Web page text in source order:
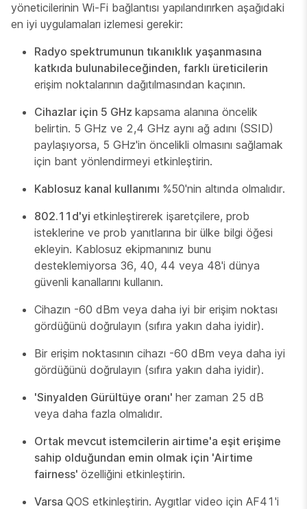
yöneticilerinin Wi-Fi bağlantısı yapılandırırken aşağıdaki
en iyi uygulamaları izlemesi gerekir:
Radyo spektrumunun tıkanıklık yaşanmasına
katkıda bulunabileceğinden, farklı üreticilerin
erişim noktalarının dağıtılmasından kaçının.
Cihazlar için 5 GHz kapsama alanına öncelik
belirtin. 5 GHz ve 2,4 GHz aynı ağ adını (SSID)
paylaşıyorsa, 5 GHz'in öncelikli olmasını sağlamak
için bant yönlendirmeyi etkinleştirin.
Kablosuz kanal kullanımı %50'nin altında olmalıdır.
802.11d'yi etkinleştirerek işaretçilere, prob
isteklerine ve prob yanıtlarına bir ülke bilgi öğesi
ekleyin. Kablosuz ekipmanınız bunu
desteklemiyorsa 36, 40, 44 veya 48'i dünya
güvenli kanallarını kullanın.
Cihazın -60 dBm veya daha iyi bir erişim noktası
gördüğünü doğrulayın (sıfıra yakın daha iyidir).
Bir erişim noktasının cihazı -60 dBm veya daha iyi
gördüğünü doğrulayın (sıfıra yakın daha iyidir).
'Sinyalden Gürültüye oranı' her zaman 25 dB
veya daha fazla olmalıdır.
Ortak mevcut istemcilerin airtime'a eşit erişime
sahip olduğundan emin olmak için 'Airtime
fairness' özelliğini etkinleştirin.
Varsa QOS etkinleştirin. Aygıtlar video için AF41'i